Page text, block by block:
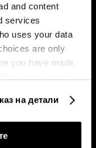
and content
services
uses your data
are only
you have made
на детали
карта на Иран:
засега нема